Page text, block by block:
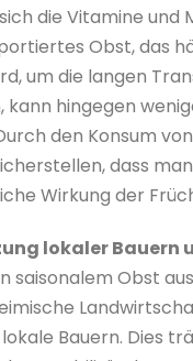
die Vitamine und
Obst, das
um die langen
kann hingegen
den Konsum
dass
Wirkung der
lokaler Bauern
saisonalem Obst
Bauern. Dies